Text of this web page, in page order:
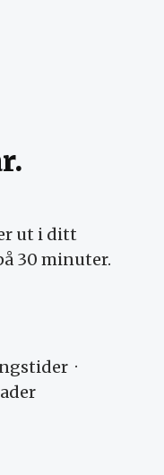
ut i ditt
30 minuter.
·